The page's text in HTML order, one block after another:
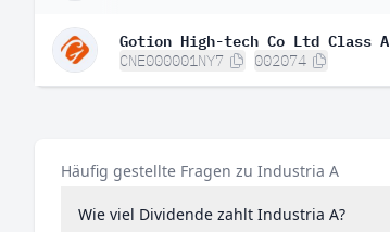
Gotion High-tech Co Ltd Class A
CNE000001NY7 002074
Häufig gestellte Fragen zu Industria A
Wie viel Dividende zahlt Industria A?